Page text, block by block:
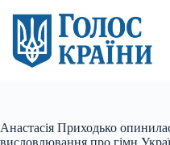
вмісту
Анастасія Приходько
висловлювання про гімн